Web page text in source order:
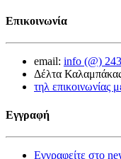
Επικοινωνία
email: info (@)
Δέλτα
τηλ επικοινωνίας
Εγγραφή
Εγγραφείτε στο